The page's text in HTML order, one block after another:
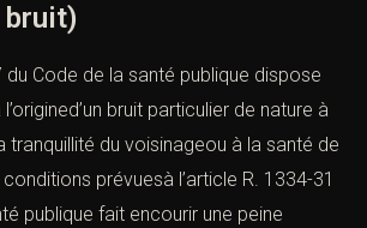
bruit)
du Code de la santé publique dispose
bruit particulier de nature à
tranquillité du voisinageou à la santé de
prévuesà l’article R. 1334-31
publique fait encourir une peine